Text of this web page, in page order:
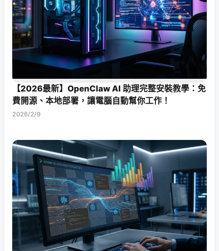
【2026最新】OpenClaw AI 助理完整安裝教學：免
費開源、本地部署，讓電腦自動幫你工作！
2026/2/9